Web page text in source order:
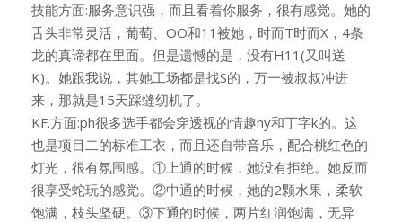
技能方面:服务意识强，而且看着你服务，很有感觉。她的
舌头非常灵活，葡萄、OO和11被她，时而T时而X，4条
龙的真谛都在里面。但是遗憾的是，没有H11(又叫送
K)。她跟我说，其她工场都是找S的，万一被叔叔冲进
来，那就是15天踩缝纫机了。
KF.方面:ph很多选手都会穿透视的情趣ny和丁字k的。这
也是项目二的标准工衣，而且还自带音乐，配合桃红色的
灯光，很有氛围感。①上通的时候，她没有拒绝。她反而
很享受蛇玩的感觉。②中通的时候，她的2颗水果，柔软
饱满，枝头坚硬。③下通的时候，两片红润饱满，无异